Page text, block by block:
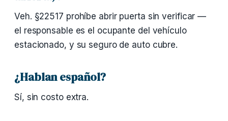
Veh. §22517 prohíbe abrir puerta sin verificar —
el responsable es el ocupante del vehículo
estacionado, y su seguro de auto cubre.
¿Hablan español?
Sí, sin costo extra.